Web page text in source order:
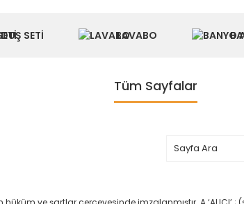
SETI LAVABO
Tüm Sayfalar